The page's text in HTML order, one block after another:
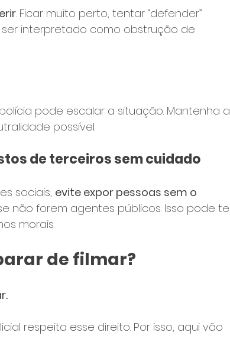
. Ficar muito perto, tentar “defender”
interpretado como obstrução de
pode escalar a situação. Mantenha a
possível.
de terceiros sem cuidado
sociais, evite expor pessoas sem o
não forem agentes públicos. Isso pode te
morais.
de filmar?
respeita esse direito. Por isso, aqui vão